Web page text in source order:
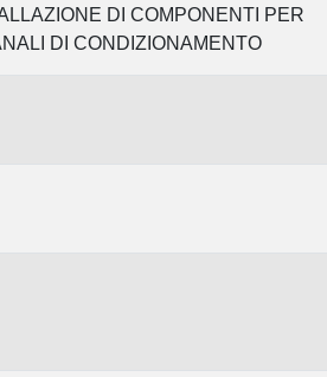
DI COMPONENTI PER
DI CONDIZIONAMENTO